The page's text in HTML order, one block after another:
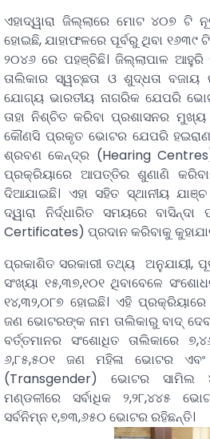
ଏହାଦ୍ୱାରା ଜିଲ୍ଲାରେ ମୋଟ ୪୦୭ ଟି
ହୋଇଛି, ଯାହାଫଳରେ ପୂର୍ବରୁ ଥିବା ୧୬୩୯
୨୦୪୬ ରେ ପହଞ୍ଚିଛି। ଜିଲ୍ଲାପାଳ
ତାଲିକାର ସ୍ୱଚ୍ଛତା ଓ ଶୁଦ୍ଧତା
ଯୋଗ୍ୟ ଭାରତୀୟ ନାଗରିକ ଯେପରି
ତାହା ନିଶ୍ଚିତ କରିବା ପ୍ରଶାସନର
କୌଣସି ପ୍ରକୃତ ଭୋଟର ଯେପରି
ଶ୍ରବଣ କେନ୍ଦ୍ର (Hearing
ପ୍ରକ୍ରିୟାରେ ଆପତ୍ତିର ଶୁଣାଣି
ଦିଆଯାଇଛି। ଏହା ସହିତ ସ୍ଥାନୀୟ
ଦ୍ୱାରା ନିର୍ଦ୍ଧାରିତ ସମୟରେ
Certificates) ପ୍ରଦାନ କରିବାକୁ
ପ୍ରକାଶିତ ସରକାରୀ ତଥ୍ୟ ଅନୁଯାୟୀ,
ସଂଖ୍ୟା ୧୫,୩୭,୧୦୧ ଥିବାବେଳେ
୧୪,୩୨,୦୮୭ ହୋଇଛି। ଏହି
ଜଣ ଭୋଟରଙ୍କ ନାମ ତାଲିକାରୁ ବାଦ୍
ବର୍ତ୍ତମାନର ସଂଶୋଧିତ ତାଲିକାରେ
୬,୮୫,୫୦୧ ଜଣ ମହିଳା ଭୋଟର
(Transgender) ଭୋଟର ସାମିଲ
ମଣ୍ଡଳୀରେ ସର୍ବାଧିକ ୨,୨୮,୪୪୫
ସର୍ବନିମ୍ନ ୧,୭୩,୬୫୦ ଭୋଟର ରହିଛନ୍ତି।